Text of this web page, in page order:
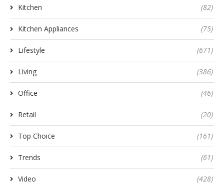
Kitchen (82)
Kitchen Appliances (75)
Lifestyle (671)
Living (386)
Office (46)
Retail (20)
Top Choice (161)
Trends (61)
Video (428)